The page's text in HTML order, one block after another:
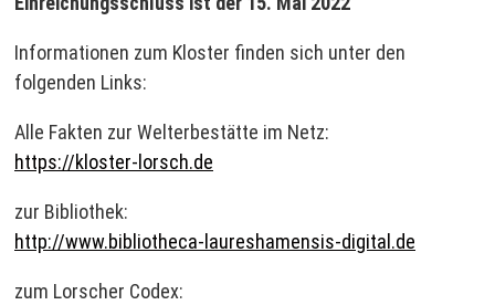
Informationen zum Kloster finden sich unter den
folgenden Links:
Alle Fakten zur Welterbestätte im Netz:
https://kloster-lorsch.de
zur Bibliothek:
http://www.bibliotheca-laureshamensis-digital.de
zum Lorscher Codex: